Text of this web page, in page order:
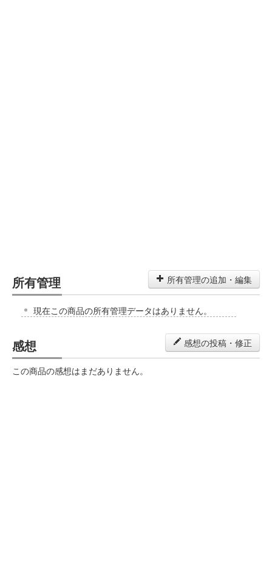
所有管理 所有管理の追加・編集
現在この商品の所有管理データはありません。
感想 感想の投稿・修正
この商品の感想はまだありません。